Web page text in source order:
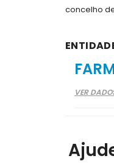
concelho
VER